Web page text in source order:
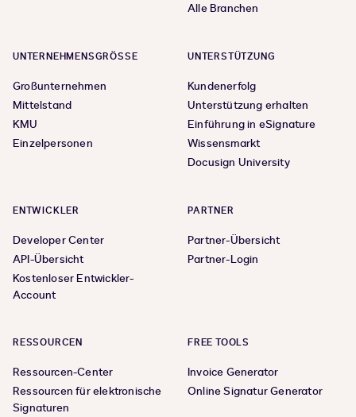
Alle Branchen
UNTERNEHMENSGRÖSSE
Großunternehmen
Mittelstand
KMU
Einzelpersonen
UNTERSTÜTZUNG
Kundenerfolg
Unterstützung erhalten
Einführung in eSignature
Wissensmarkt
Docusign University
ENTWICKLER
Developer Center
API-Übersicht
Kostenloser Entwickler-
Account
PARTNER
Partner-Übersicht
Partner-Login
RESSOURCEN
Ressourcen-Center
Ressourcen für elektronische
Signaturen
FREE TOOLS
Invoice Generator
Online Signatur Generator